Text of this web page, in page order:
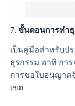
7. ขั้นตอนการทำ
เป็นคู่มือสำหรับป
ธุรกรรม อาทิ กา
การขอใบอนุญาต
เขต